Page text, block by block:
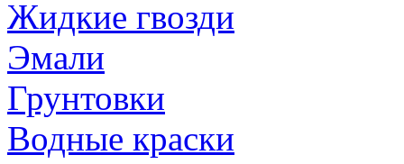
Жидкие гвозди
Эмали
Грунтовки
Водные краски